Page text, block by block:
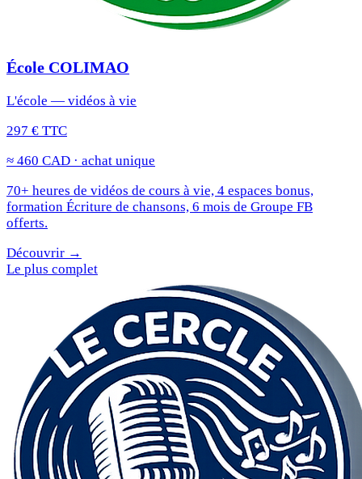
École COLIMAO
L'école — vidéos à vie
297 € TTC
≈ 460 CAD · achat unique
70+ heures de vidéos de cours à vie, 4 espaces bonus,
formation Écriture de chansons, 6 mois de Groupe FB
offerts.
Découvrir →
Le plus complet